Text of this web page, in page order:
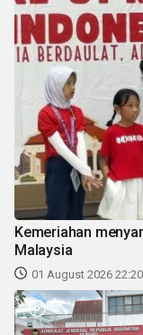
Kemeriahan
Malaysia
01 August 2026